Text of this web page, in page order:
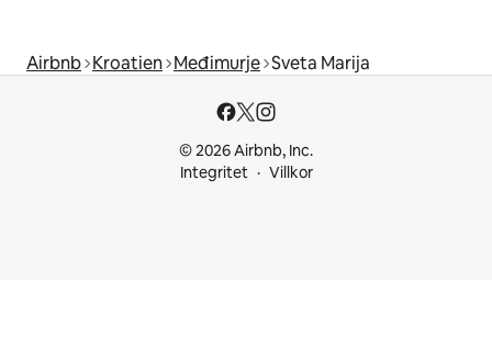
Airbnb Kroatien Međimurje Sveta Marija
© 2026 Airbnb, Inc.
Integritet
Villkor